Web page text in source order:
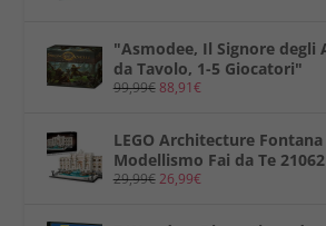
"Asmodee, Il Signore degli
da Tavolo, 1-5 Giocatori"
99,99€88,91€
LEGO Architecture
Modellismo Fai da Te 21062
29,99€26,99€